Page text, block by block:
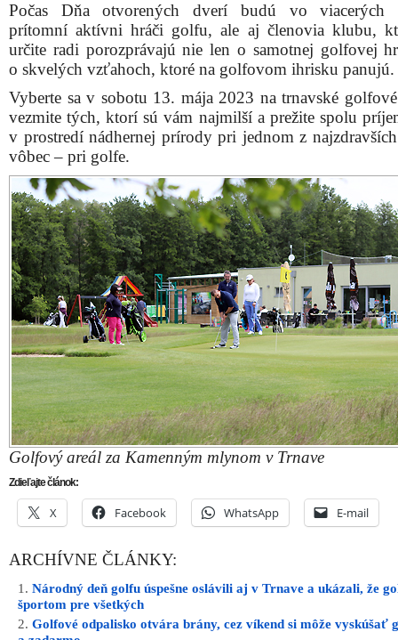
Počas Dňa otvorených dverí budú vo viacerých
prítomní aktívni hráči golfu, ale aj členovia klubu,
určite radi porozprávajú nie len o samotnej golfovej
o skvelých vzťahoch, ktoré na golfovom ihrisku panujú.
Vyberte sa v sobotu 13. mája 2023 na trnavské
vezmite tých, ktorí sú vám najmilší a prežite spolu
v prostredí nádhernej prírody pri jednom z
vôbec – pri golfe.
Golfový areál za Kamenným mlynom v Trnave
Zdieľajte článok:
X Facebook WhatsApp E-mail
ARCHÍVNE ČLÁNKY:
Národný deň golfu úspešne oslávili aj v Trnave a ukázali, že
športom pre všetkých
Golfové odpalisko otvára brány, cez víkend si môže vyskúšať